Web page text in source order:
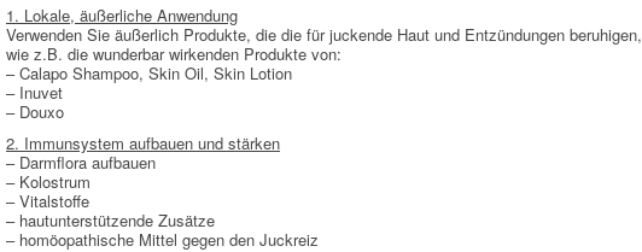
1. Lokale, äußerliche Anwendung
Verwenden Sie äußerlich Produkte, die die für juckende Haut und Entzündungen beruhigen,
wie z.B. die wunderbar wirkenden Produkte von:
– Calapo Shampoo, Skin Oil, Skin Lotion
– Inuvet
– Douxo
2. Immunsystem aufbauen und stärken
– Darmflora aufbauen
– Kolostrum
– Vitalstoffe
– hautunterstützende Zusätze
– homöopathische Mittel gegen den Juckreiz